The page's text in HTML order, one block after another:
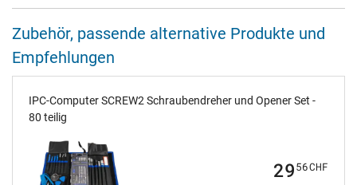
Zubehör, passende alternative Produkte und
Empfehlungen
IPC-Computer SCREW2 Schraubendreher und Opener Set -
80 teilig
2956CHF